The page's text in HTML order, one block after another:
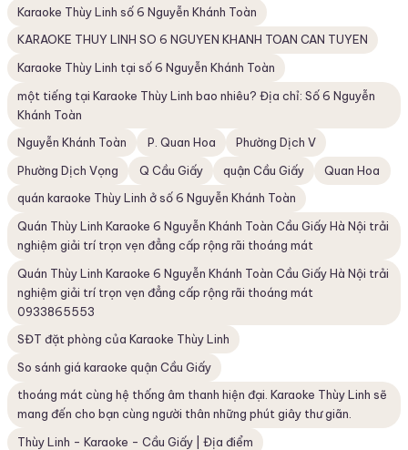
Karaoke Thùy Linh số 6 Nguyễn Khánh Toàn
KARAOKE THUY LINH SO 6 NGUYEN KHANH TOAN CAN TUYEN
Karaoke Thùy Linh tại số 6 Nguyễn Khánh Toàn
một tiếng tại Karaoke Thùy Linh bao nhiêu? Địa chỉ: Số 6 Nguyễn
Khánh Toàn
Nguyễn Khánh Toàn
P. Quan Hoa
Phường Dịch V
Phường Dịch Vọng
Q Cầu Giấy quận Cầu Giấy
Quan Hoa
quán karaoke Thùy Linh ở số 6 Nguyễn Khánh Toàn
Quán Thùy Linh Karaoke 6 Nguyễn Khánh Toàn Cầu Giấy Hà Nội trải
nghiệm giải trí trọn vẹn đẳng cấp rộng rãi thoáng mát
Quán Thùy Linh Karaoke 6 Nguyễn Khánh Toàn Cầu Giấy Hà Nội trải
nghiệm giải trí trọn vẹn đẳng cấp rộng rãi thoáng mát
0933865553
SĐT đặt phòng của Karaoke Thùy Linh
So sánh giá karaoke quận Cầu Giấy
thoáng mát cùng hệ thống âm thanh hiện đại. Karaoke Thùy Linh sẽ
mang đến cho bạn cùng người thân những phút giây thư giãn.
Thùy Linh - Karaoke - Cầu Giấy | Địa điểm